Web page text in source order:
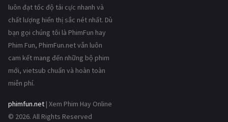
luôn đạt tốc độ tải cực nhanh và
chất lượng hiển thị sắc nét nhất. Dù
bạn gọi chúng tôi là PhimFun hay
Phim Fun, PhimFun.net vẫn luôn
cam kết mang đến những bộ phim
mới, vietsub chuẩn và hoàn toàn
miễn phí.
phimfun.net | Xem Phim Hay Online
© 2026. All Rights Reserved